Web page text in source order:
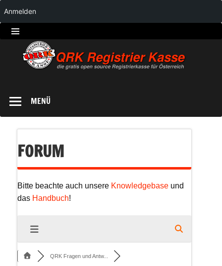
QRK
MENÜ
FORUM
Bitte beachte auch unsere Knowledgebase und
das Handbuch!
QRK Fragen und Antw...
Anmelden